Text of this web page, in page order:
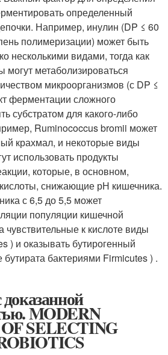
определенный
Например, инулин (DP ≤ 60
полимеризации) может быть
несколькими видами, тогда как
могут метаболизироваться
микроорганизмов (с DP ≤
ферментации сложного
субстратом для какого-либо
Ruminococcus bromii может
крахмал, и некоторые виды
использовать продукты
которые, в основном,
снижающие рН кишечника.
с 6,5 до 5,5 может
популяции кишечной
к кислоте виды
) и оказывать бутирогенный
бактериями Firmicutes ) .
MODERN
SELECTING